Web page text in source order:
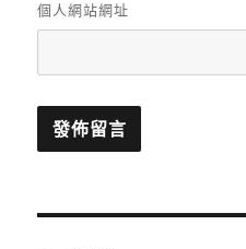
個人網站網址